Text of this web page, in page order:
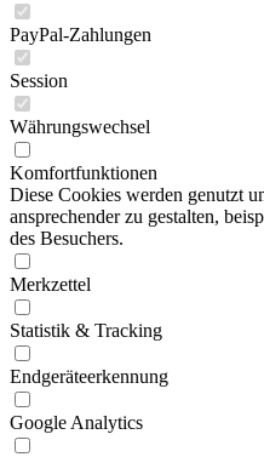
PayPal-Zahlungen
Session
Währungswechsel
Komfortfunktionen
Diese Cookies werden genutzt
ansprechender zu gestalten,
des Besuchers.
Merkzettel
Statistik & Tracking
Endgeräteerkennung
Google Analytics